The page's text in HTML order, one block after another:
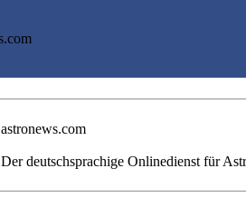
astronews.com
Der deutschsprachige Onlinedienst für